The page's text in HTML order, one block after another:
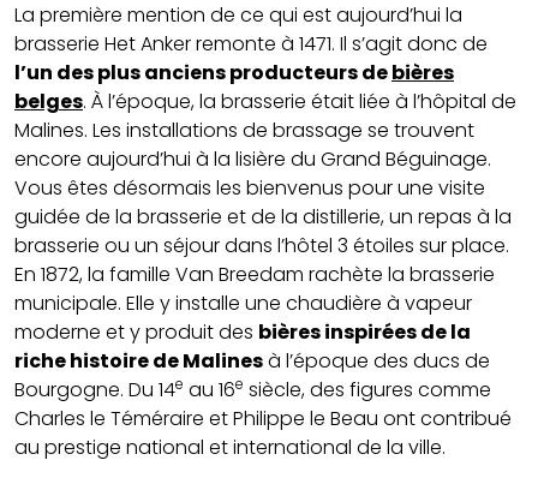
La première mention de ce qui est aujourd’hui la
brasserie Het Anker remonte à 1471. Il s’agit donc de
l’un des plus anciens producteurs debières
belges. À l’époque, la brasserie était liée à l’hôpital de
Malines. Les installations de brassage se trouvent
encore aujourd’hui à la lisière du Grand Béguinage.
Vous êtes désormais les bienvenus pour une visite
guidée de la brasserie et de la distillerie, un repas à la
brasserie ou un séjour dans l’hôtel 3 étoiles sur place.
En 1872, la famille Van Breedam rachète la brasserie
municipale. Elle y installe une chaudière à vapeur
moderne et y produit des bières inspirées de la
riche histoire de Malinesà l’époque des ducs de
Bourgogne. Du 14e au 16e siècle, des figures comme
Charles le Téméraire et Philippe le Beau ont contribué
au prestige national et international de la ville.